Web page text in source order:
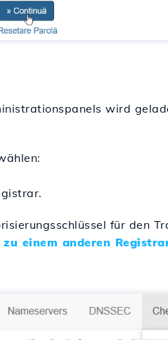
wird
für den
zu einem anderen